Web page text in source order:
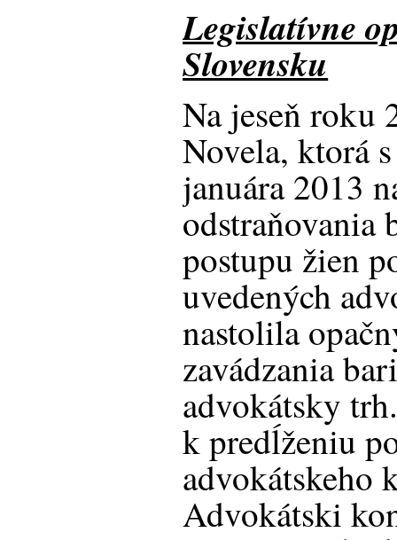
Legislatívne
Slovensku
Na jeseň roku
Novela, ktorá
januára 2013
odstraňovania
postupu žien
uvedených
nastolila
zavádzania
advokátsky
k predĺženiu
advokátskeho
Advokátski